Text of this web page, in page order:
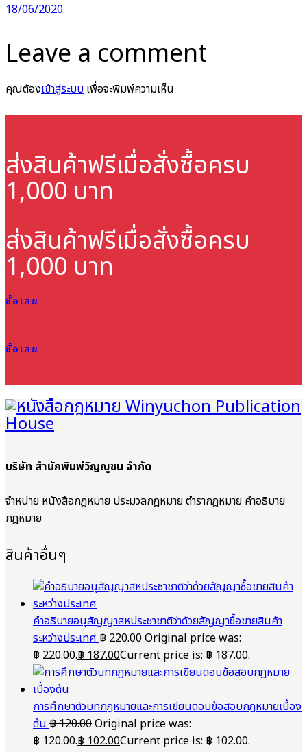
18/06/2020
Leave a comment
คุณต้องเข้าสู่ระบบ เพื่อจะพิมพ์ความเห็น
ส่งสินค้าฟรีเมื่อสั่งซื้อครบ
1,000 บาท
ส่งสินค้าฟรีเมื่อสั่งซื้อครบ
1,000 บาท
ซื้อเลย
ซื้อเลย
บริษัท สำนักพิมพ์วิญญูชน จำกัด
จำหน่าย หนังสือกฎหมาย ประมวลกฎหมาย ตำรากฎหมาย คำอธิบาย
กฎหมาย
สินค้าอื่นๆ
คำอธิบายอนุสัญญาสหประชาชาติว่าด้วยสัญญาซื้อขายสินค้า
ระหว่างประเทศ฿220.00Original price was:
฿ 220.00.฿187.00Current price is: ฿ 187.00.
การศึกษาตัวบทกฎหมายและการเขียนตอบข้อสอบกฎหมายเบื้อง
ต้น฿120.00Original price was:
฿ 120.00.฿102.00Current price is: ฿ 102.00.